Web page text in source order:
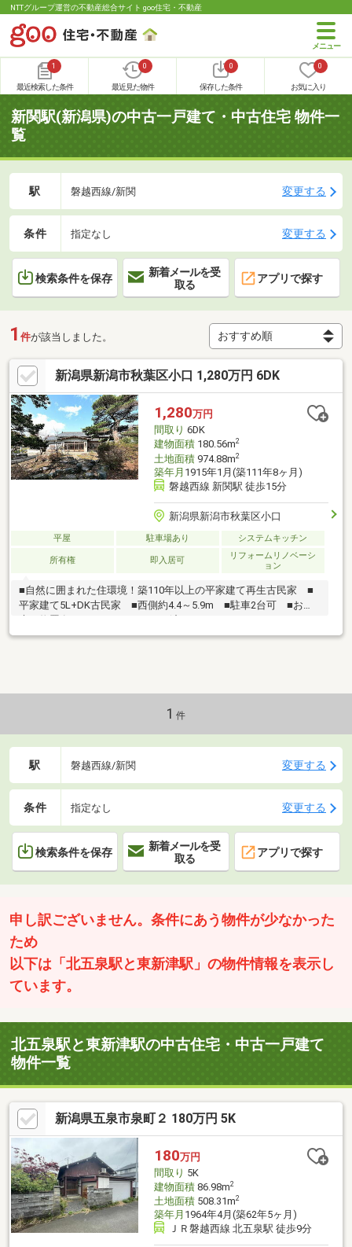
NTTグループ運営の不動産総合サイト goo住宅・不動産
1
最近検索した条件
0
最近見た物件
0
保存した条件
0
お気に入り
新関駅(新潟県)の中古一戸建て・中古住宅 物件一
覧
駅 磐越西線/新関 変更する
条件 指定なし 変更する
検索条件を保存
新着メールを受
取る
アプリで探す
1 件が該当しました。
新潟県新潟市秋葉区小口 1,280万円 6DK
1,280万円
間取り 6DK
建物面積180.56m2
土地面積974.88m2
築年月 1915年1月(築111年8ヶ月)
磐越西線 新関駅 徒歩15分
新潟県新潟市秋葉区小口
平屋 駐車場あり システムキッチン
所有権 即入居可
リフォームリノベーシ
ョン
■自然に囲まれた住環境！築110年以上の平家建て再生古民家 ■
平家建て5L+DK古民家 ■西側約4.4～5.9m ■駐車2台可 ■お
1 件
駅 磐越西線/新関 変更する
条件 指定なし 変更する
検索条件を保存
新着メールを受
取る
アプリで探す
申し訳ございません。条件にあう物件が少なかった
ため
以下は「北五泉駅と東新津駅」の物件情報を表示し
ています。
北五泉駅と東新津駅の中古住宅・中古一戸建て
物件一覧
新潟県五泉市泉町２ 180万円 5K
180万円
間取り 5K
建物面積86.98m2
土地面積508.31m2
築年月 1964年4月(築62年5ヶ月)
ＪＲ磐越西線 北五泉駅 徒歩9分